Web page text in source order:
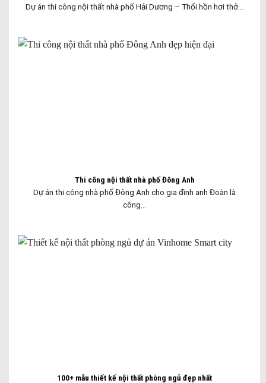
Dự án thi công nội thất nhà phố Hải Dương – Thổi hồn hơi thở...
Thi công nội thất nhà phố Đông Anh
Dự án thi công nhà phố Đông Anh cho gia đình anh Đoàn là
công...
100+ mẫu thiết kế nội thất phòng ngủ đẹp nhất